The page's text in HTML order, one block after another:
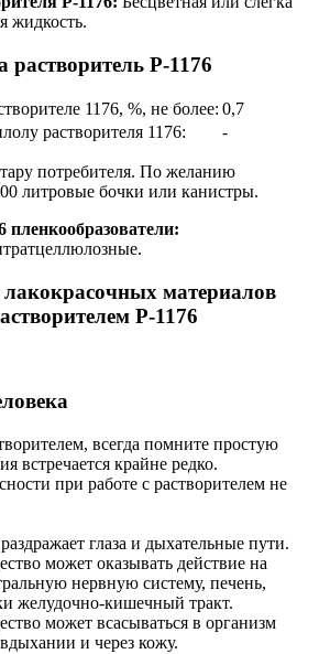
жидкость.
Р-1176
1176, %, не более: 0,7
растворителя 1176:
-
потребителя. По желанию
литровые бочки или канистры.
пленкообразователи:
материалов
Р-1176
всегда помните простую
встречается крайне редко.
при работе с растворителем не
глаза и дыхательные пути.
может оказывать действие на
нервную систему, печень,
желудочно-кишечный тракт.
может всасываться в организм
и через кожу.